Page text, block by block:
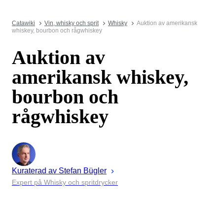
Catawiki Vin, whisky och sprit Whisky
Auktion av amerikansk
whiskey, bourbon och rågwhiskey
Auktion av
amerikansk whiskey,
bourbon och
rågwhiskey
Kuraterad av Stefan Bügler
Expert på Whisky och spritdrycker